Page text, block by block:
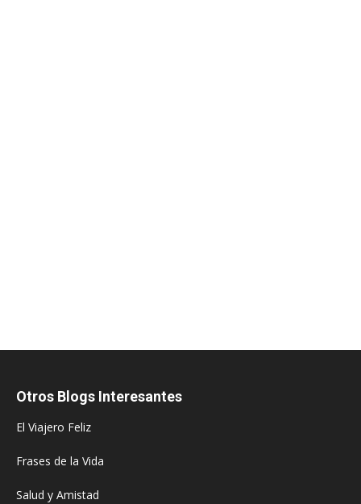
Otros Blogs Interesantes
El Viajero Feliz
Frases de la Vida
Salud y Amistad